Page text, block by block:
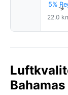
5%↑
22.0
Bahamas